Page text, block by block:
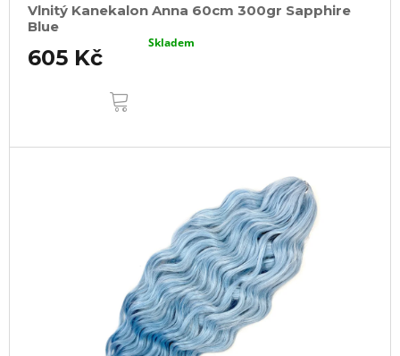
Vlnitý Kanekalon Anna 60cm 300gr Sapphire
Blue
605 Kč
Skladem